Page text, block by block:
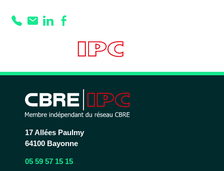
Prestation :
17 Allées Paulmy
64100 Bayonne
05 59 57 15 15